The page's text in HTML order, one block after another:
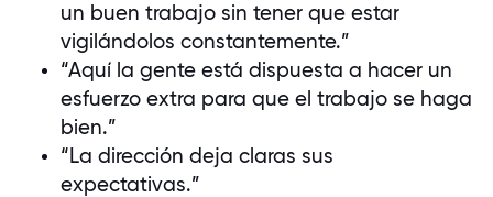
un buen trabajo sin tener que estar
vigilándolos constantemente.”
“Aquí la gente está dispuesta a hacer un
esfuerzo extra para que el trabajo se haga
bien.”
“La dirección deja claras sus
expectativas.”